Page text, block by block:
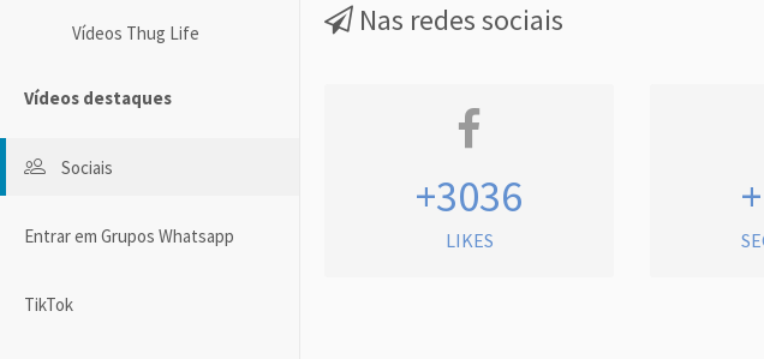
Vídeos Thug Life
Vídeos destaques
Sociais
Entrar em Grupos Whatsapp
TikTok
Nas redes sociais
+3036
LIKES